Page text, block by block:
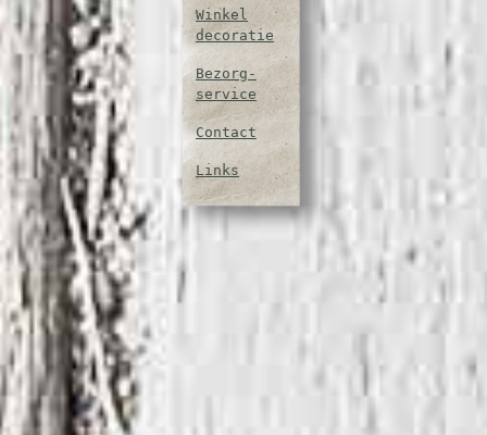
Winkel
decoratie
Bezorg-
service
Contact
Links